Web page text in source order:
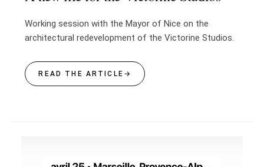
Working session with the Mayor of Nice on the
architectural redevelopment of the Victorine Studios.
READ THE ARTICLE →